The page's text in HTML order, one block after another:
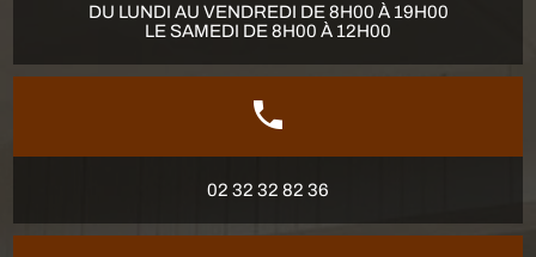
DU LUNDI AU VENDREDI DE 8H00 À 19H00
LE SAMEDI DE 8H00 À 12H00
02 32 32 82 36